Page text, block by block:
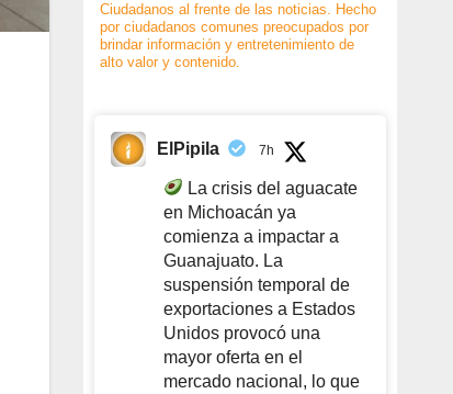
Ciudadanos al frente de las noticias. Hecho
por ciudadanos comunes preocupados por
brindar información y entretenimiento de
alto valor y contenido.
ElPipila 7h
La crisis del aguacate
en Michoacán ya
comienza a impactar a
Guanajuato. La
suspensión temporal de
exportaciones a Estados
Unidos provocó una
mayor oferta en el
mercado nacional, lo que